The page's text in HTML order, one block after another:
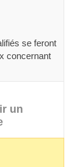
se feront
concernant
un